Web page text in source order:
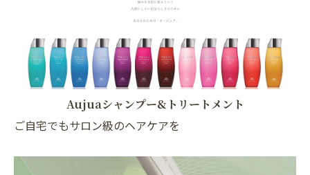
Aujuaシャンプー&トリートメント
ご自宅でもサロン級のヘアケアを